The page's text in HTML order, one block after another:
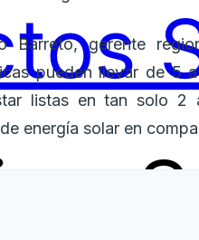
Barreto, gerente
pueden llevar de 5
listas en tan solo 2
energía solar en